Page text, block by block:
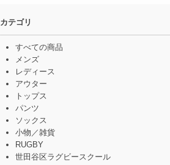
カテゴリ
すべての商品
メンズ
レディース
アウター
トップス
パンツ
ソックス
小物／雑貨
RUGBY
世田谷区ラグビースクール